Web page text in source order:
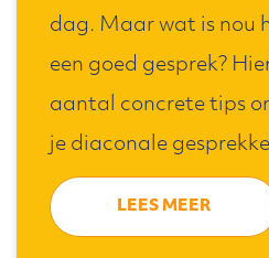
dag. Maar wat is nou
een goed gesprek?
aantal concrete tips
je diaconale
LEES MEER